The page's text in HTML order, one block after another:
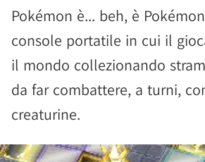
Pokémon è... beh, è
console portatile in cui il
il mondo collezionando
da far combattere, a turni,
creaturine.